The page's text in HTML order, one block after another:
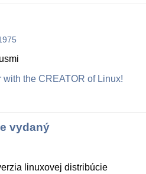
the CREATOR of Linux!
vydaný
linuxovej distribúcie